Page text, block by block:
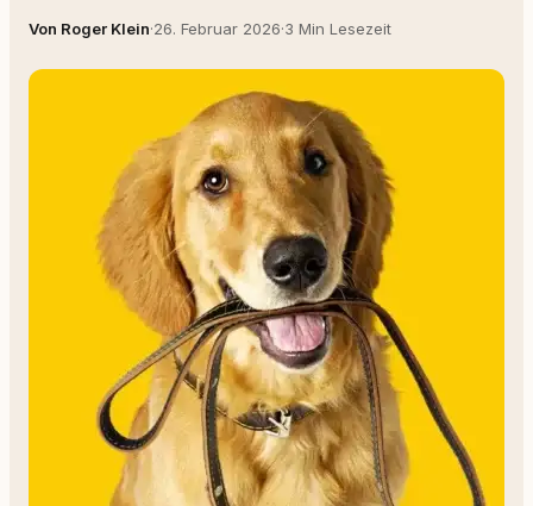
Von Roger Klein·26. Februar 2026·3 Min Lesezeit